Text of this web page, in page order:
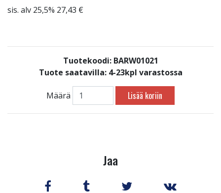
sis. alv 25,5% 27,43 €
Tuotekoodi: BARW01021
Tuote saatavilla: 4-23kpl varastossa
Määrä Lisää koriin
Jaa